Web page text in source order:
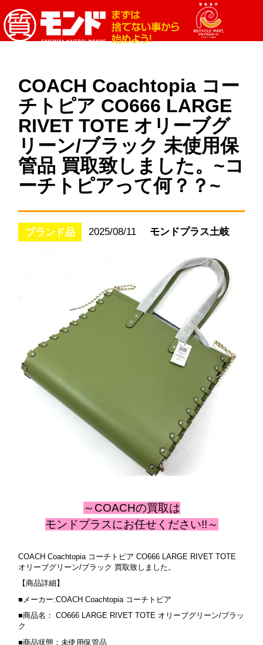
COACH Coachtopia コー
チトピア CO666 LARGE
RIVET TOTE オリーブグ
リーン/ブラック 未使用保
管品 買取致しました。~コ
ーチトピアって何？？~
ブランド品 2025/08/11 モンドプラス土岐
～COACHの買取は
モンドプラスにお任せください!!～
COACH Coachtopia コーチトピア CO666 LARGE RIVET TOTE
オリーブグリーン/ブラック 買取致しました。
【商品詳細】
■メーカー:COACH Coachtopia コーチトピア
■商品名： CO666 LARGE RIVET TOTE オリーブグリーン/ブラッ
ク
■商品状態：未使用保管品